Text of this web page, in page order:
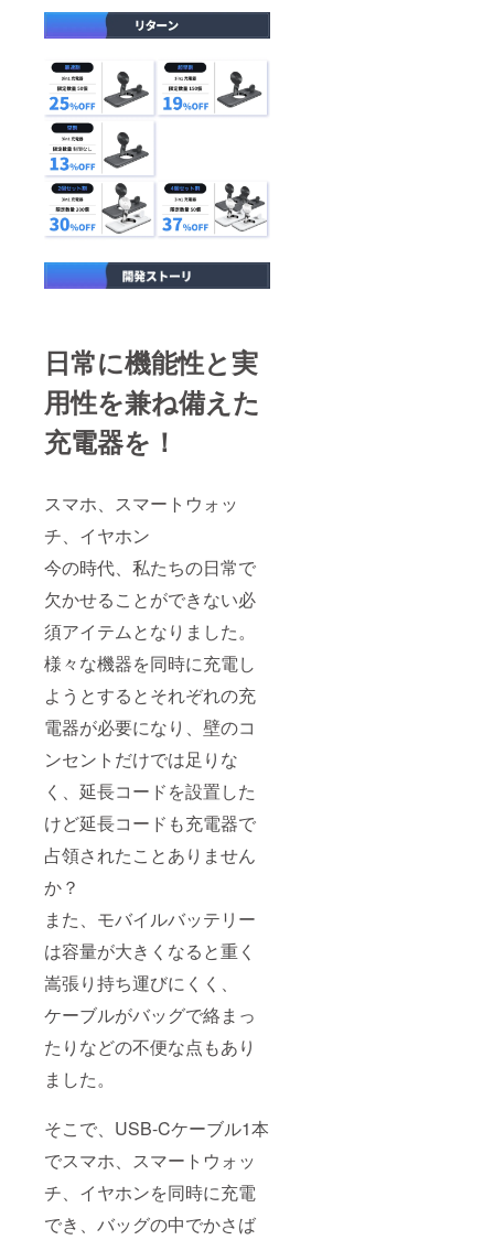
日常に機能性と実
用性を兼ね備えた
充電器を！
スマホ、スマートウォッ
チ、イヤホン
今の時代、私たちの日常で
欠かせることができない必
須アイテムとなりました。
様々な機器を同時に充電し
ようとするとそれぞれの充
電器が必要になり、壁のコ
ンセントだけでは足りな
く、延長コードを設置した
けど延長コードも充電器で
占領されたことありません
か？
また、モバイルバッテリー
は容量が大きくなると重く
嵩張り持ち運びにくく、
ケーブルがバッグで絡まっ
たりなどの不便な点もあり
ました。
そこで、USB-Cケーブル1本
でスマホ、スマートウォッ
チ、イヤホンを同時に充電
でき、バッグの中でかさば